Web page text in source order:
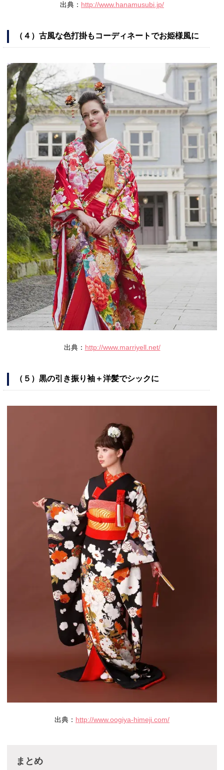
出典： http://www.hanamusubi.jp/
（４）古風な色打掛もコーディネートでお姫様風に
出典： http://www.marriyell.net/
（５）黒の引き振り袖＋洋髪でシックに
出典： http://www.oogiya-himeji.com/
まとめ